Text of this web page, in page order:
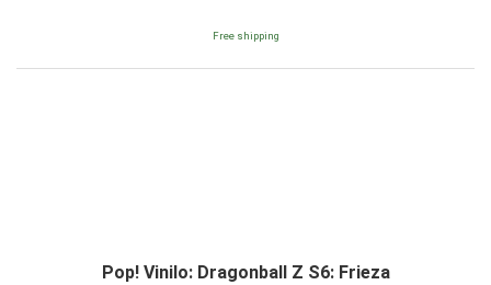
Free shipping
Pop! Vinilo: Dragonball Z S6: Frieza